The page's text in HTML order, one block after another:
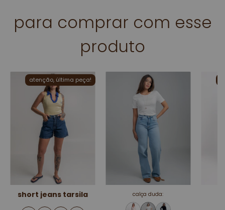
para comprar com esse
produto
atenção, última peça!
short jeans tarsila calça duda: